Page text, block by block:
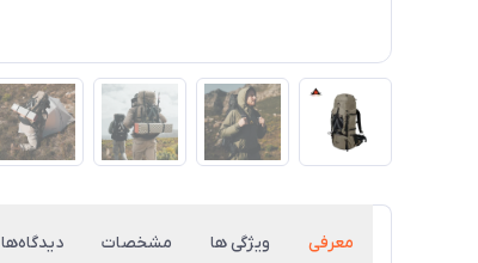
معرفی ویژگی ها مشخصات دیدگاه‌ها